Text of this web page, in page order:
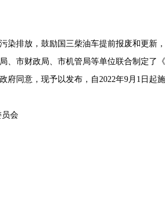
排放，鼓励国三柴油车提前报废和更新
、市财政局、市机管局等单位联合制定了
同意，现予以发布，自2022年9月1日起施
会